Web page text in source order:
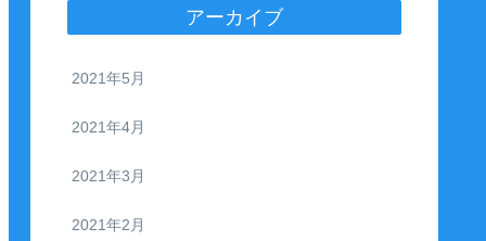
アーカイブ
2021年5月
2021年4月
2021年3月
2021年2月